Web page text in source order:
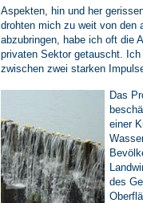
Aspekten, hin und her
drohten mich zu weit von den
abzubringen, habe ich oft die
privaten Sektor getauscht.
zwischen zwei starken
Das
einer
des